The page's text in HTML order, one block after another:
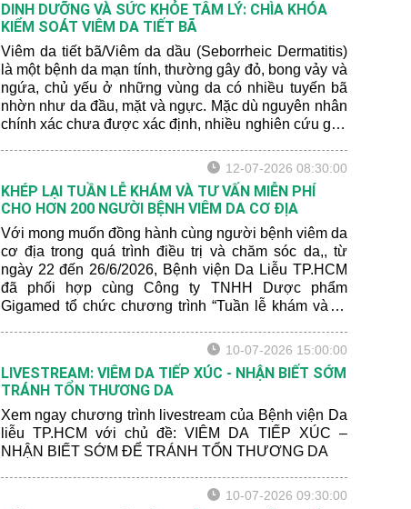
DINH DƯỠNG VÀ SỨC KHỎE TÂM LÝ: CHÌA KHÓA
KIỂM SOÁT VIÊM DA TIẾT BÃ
Viêm da tiết bã/Viêm da dầu (Seborrheic Dermatitis)
là một bệnh da mạn tính, thường gây đỏ, bong vảy và
ngứa, chủ yếu ở những vùng da có nhiều tuyến bã
nhờn như da đầu, mặt và ngực. Mặc dù nguyên nhân
chính xác chưa được xác định, nhiều nghiên cứu gần
tâm lý có thể ảnh hưởng đến mức độ nghiêm trọng
12-07-2026 08:30:00
KHÉP LẠI TUẦN LỄ KHÁM VÀ TƯ VẤN MIỄN PHÍ
CHO HƠN 200 NGƯỜI BỆNH VIÊM DA CƠ ĐỊA
Với mong muốn đồng hành cùng người bệnh viêm da
cơ địa trong quá trình điều trị và chăm sóc da,, từ
ngày 22 đến 26/6/2026, Bệnh viện Da Liễu TP.HCM
đã phối hợp cùng Công ty TNHH Dược phẩm
Gigamed tổ chức chương trình “Tuần lễ khám và tư
10-07-2026 15:00:00
LIVESTREAM: VIÊM DA TIẾP XÚC - NHẬN BIẾT SỚM
TRÁNH TỔN THƯƠNG DA
Xem ngay chương trình livestream của Bệnh viện Da
liễu TP.HCM với chủ đề: VIÊM DA TIẾP XÚC –
NHẬN BIẾT SỚM ĐỂ TRÁNH TỔN THƯƠNG DA
10-07-2026 09:30:00